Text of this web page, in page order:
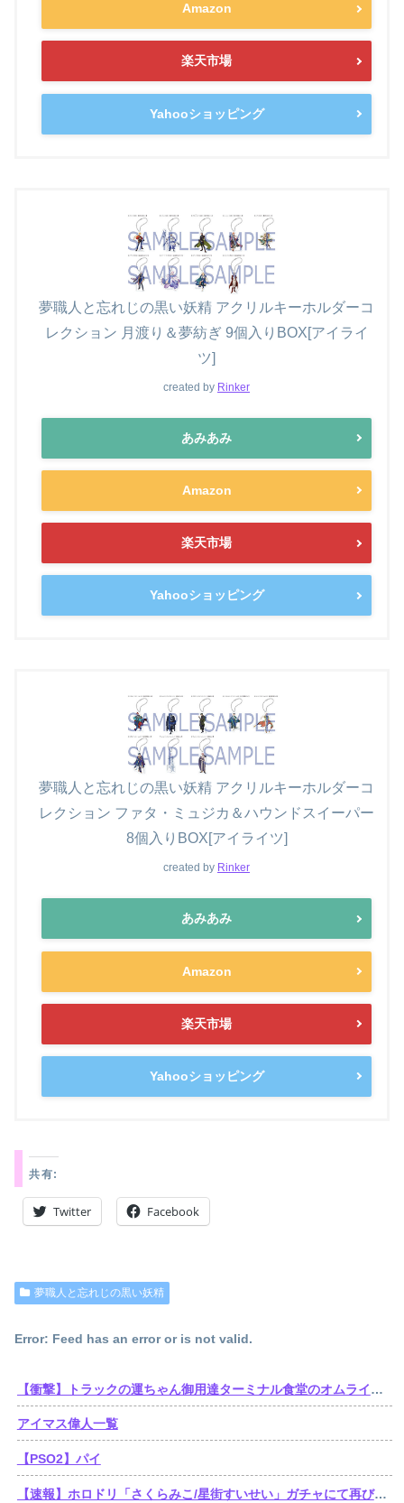
Amazon
楽天市場
Yahooショッピング
夢職人と忘れじの黒い妖精 アクリルキーホルダーコ
レクション 月渡り＆夢紡ぎ 9個入りBOX[アイライ
ツ]
created by Rinker
あみあみ
Amazon
楽天市場
Yahooショッピング
夢職人と忘れじの黒い妖精 アクリルキーホルダーコ
レクション ファタ・ミュジカ＆ハウンドスイーパー
8個入りBOX[アイライツ]
created by Rinker
あみあみ
Amazon
楽天市場
Yahooショッピング
共有:
Twitter Facebook
夢職人と忘れじの黒い妖精
Error: Feed has an error or is not valid.
【衝撃】トラックの運ちゃん御用達ターミナル食堂のオムライスが強すぎるｗｗｗｗｗ(※画像あり)
アイマス偉人一覧
【PSO2】パイ
【速報】ホロドリ「さくらみこ/星街すいせい」ガチャにて再びセルラン1位達成！